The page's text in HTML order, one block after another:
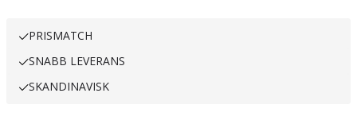
PRISMATCH
SNABB LEVERANS
SKANDINAVISK